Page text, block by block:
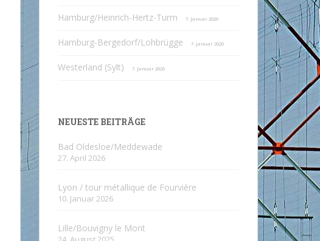
Hamburg/Heinrich-Hertz-Turm 7. Januar 2026
Hamburg-Bergedorf/Lohbrügge 7. Januar 2026
Westerland (Sylt) 7. Januar 2026
NEUESTE BEITRÄGE
Bad Oldesloe/Meddewade
27. April 2026
Lyon / tour métallique de Fourvière
10. Januar 2026
Lille/Bouvigny le Mont